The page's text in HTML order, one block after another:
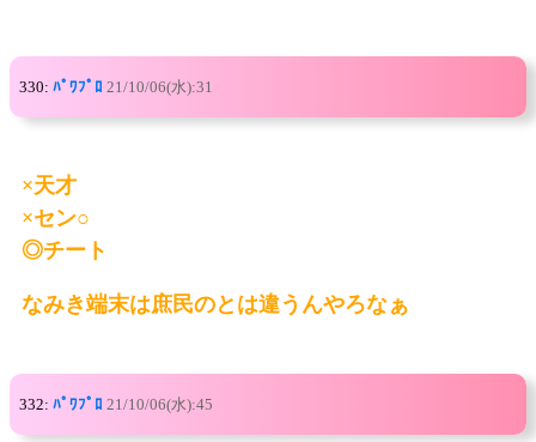
330: ﾊﾟﾜﾌﾟﾛ 21/10/06(水):31
×天才
×セン○
◎チート
なみき端末は庶民のとは違うんやろなぁ
332: ﾊﾟﾜﾌﾟﾛ 21/10/06(水):45